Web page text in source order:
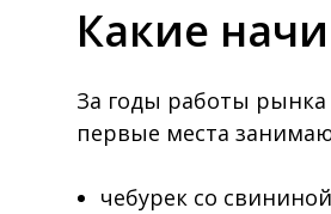
Какие
За годы работы
первые места
чебурек со